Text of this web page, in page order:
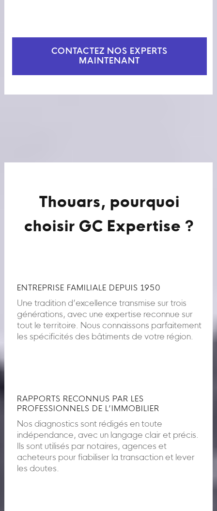
CONTACTEZ NOS EXPERTS
MAINTENANT
Thouars, pourquoi
choisir GC Expertise ?
ENTREPRISE FAMILIALE DEPUIS 1950
Une tradition d’excellence transmise sur trois
générations, avec une expertise reconnue sur
tout le territoire. Nous connaissons parfaitement
les spécificités des bâtiments de votre région.
RAPPORTS RECONNUS PAR LES
PROFESSIONNELS DE L’IMMOBILIER
Nos diagnostics sont rédigés en toute
indépendance, avec un langage clair et précis.
Ils sont utilisés par notaires, agences et
acheteurs pour fiabiliser la transaction et lever
les doutes.